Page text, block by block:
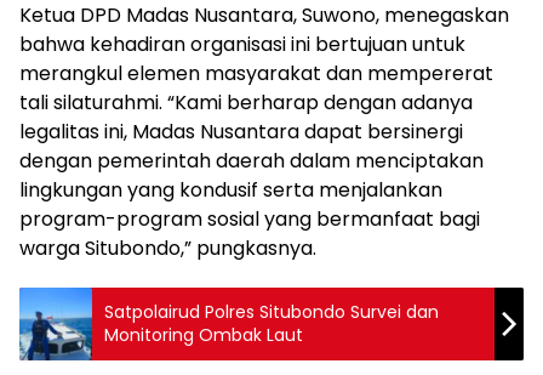
Ketua DPD Madas Nusantara, Suwono, menegaskan
bahwa kehadiran organisasi ini bertujuan untuk
merangkul elemen masyarakat dan mempererat
tali silaturahmi. “Kami berharap dengan adanya
legalitas ini, Madas Nusantara dapat bersinergi
dengan pemerintah daerah dalam menciptakan
lingkungan yang kondusif serta menjalankan
program-program sosial yang bermanfaat bagi
warga Situbondo,” pungkasnya.
Satpolairud Polres Situbondo Survei dan
Monitoring Ombak Laut